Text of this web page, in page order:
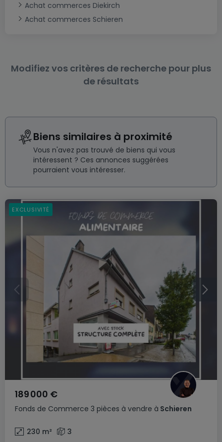
Achat commerces Diekirch
Achat commerces Schieren
Modifiez vos critères de recherche pour plus
de résultats
Biens similaires à proximité
Vous n'avez pas trouvé de biens qui vous
intéressent ? Ces annonces suggérées
pourraient vous intéresser.
Fonds de Commerce 3 pièces à vendre à Schieren
189 000 €
230 m² 3
EXCLUSIVITÉ